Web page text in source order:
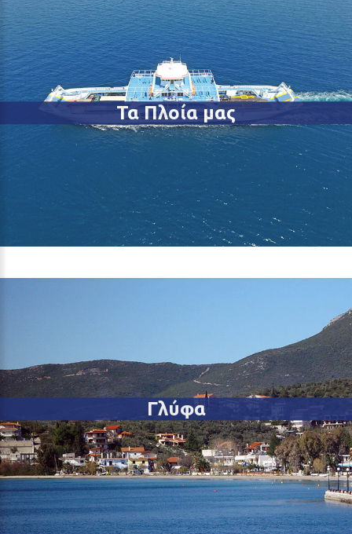
Τα Πλοία μας
Γλύφα